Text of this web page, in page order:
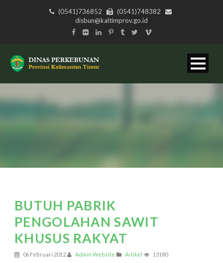
(0541)736852
(0541)748382
disbun@kaltimprov.go.id
BUTUH PABRIK
PENGOLAHAN SAWIT
KHUSUS RAKYAT
06 Februari 2012 Admin Website Artikel 13180